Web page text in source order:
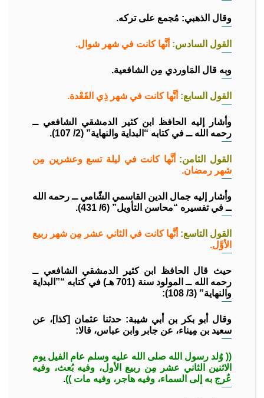
وقال الذهبي: مُجمع على تركه.
القول السادس: أنَّها كانت في شهر شوال.
وبه قال المَاوردي مِن الشافعية.
القول السابع: أنَّها كانت في شهر ذِي القَعْدة.
وأشار إليه الحافظ ابن كثير الدمشقي الشافعي ــ
رحمه الله ــ في كتابه “البداية والنهاية” (2/ 107).
القول الثامن: أنَّها كانت في ليلة تسع وعشرين مِن
شهر رمضان.
وأشار إليه جمال الدين القاسمي الشّامي ــ رحمه الله
ــ في تفسيره “محاسن التأويل” (6/ 431).
القول التاسع: أنَّها كانت في الثاني عشر مِن شهر ربيع
الأوَّل.
حيث قال الحافظ ابن كثير الدمشقي الشافعي ــ
رحمه الله ــ المولود سنة (701 هـ) في كتابه “”البداية
والنهاية” (3/ 108):
وقال أبو بكر بن أبي شيبة: حدثنا عثمان [كذا]، عن
سعيد بن مِيناء، عن جابر وابن عباس، قالا:
(( وُلد رسول الله صلى الله عليه وسلم عام الفيل يوم
الاثنين الثاني عشر مِن ربيع الأول، وفيه بُعث، وفيه
عُرج به إلى السماء، وفيه هاجر، وفيه مات )).